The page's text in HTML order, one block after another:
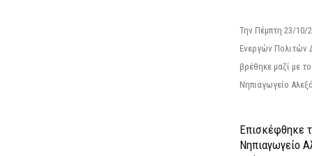
Την Πέμπτη 23/
Ενεργών Πολιτών
βρέθηκε μαζί με
Νηπιαγωγείο
Επισκέφθηκε
Νηπιαγωγείο